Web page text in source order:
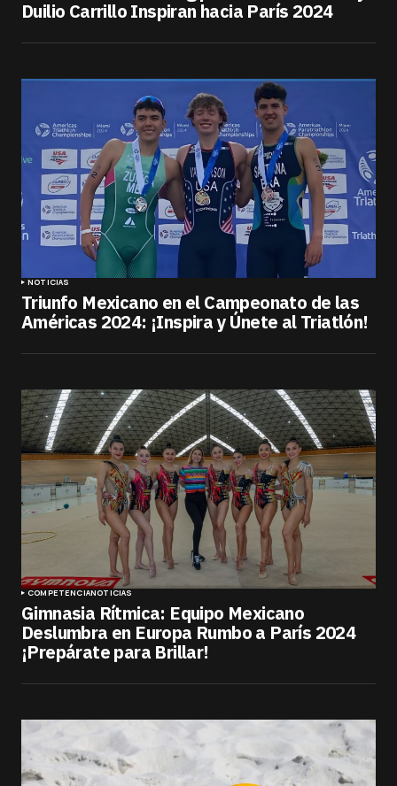
Duilio Carrillo Inspiran hacia París 2024
NOTICIAS
Triunfo Mexicano en el Campeonato de las
Américas 2024: ¡Inspira y Únete al Triatlón!
COMPETENCIANOTICIAS
Gimnasia Rítmica: Equipo Mexicano
Deslumbra en Europa Rumbo a París 2024
¡Prepárate para Brillar!